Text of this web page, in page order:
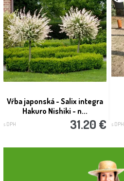
Vŕba japonská - Salix integra
Hakuro Nishiki - n...
s DPH 31.20 € s DPH